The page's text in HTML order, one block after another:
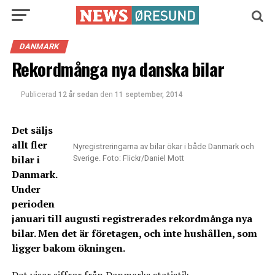
DANMARK
Rekordmånga nya danska bilar
Publicerad 12 år sedan den 11 september, 2014
Nyregistreringarna av bilar ökar i både Danmark och
Sverige. Foto: Flickr/Daniel Mott
Det säljs
allt fler
bilar i
Danmark.
Under
perioden
januari till augusti registrerades rekordmånga nya
bilar. Men det är företagen, och inte hushållen, som
ligger bakom ökningen.